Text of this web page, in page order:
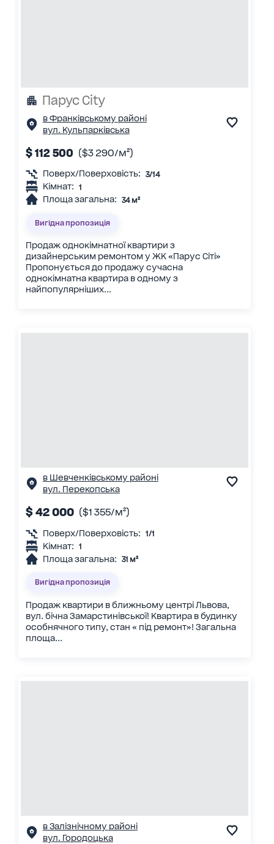
Парус City
в Франківському районі
вул. Кульпарківська
$ 112 500 ($3 290/м²)
Поверх/Поверховість: 3/14
Кімнат: 1
Площа загальна: 34 м²
Вигідна пропозиція
Продаж однокімнатної квартири з
дизайнерським ремонтом у ЖК «Парус Сіті»
Пропонується до продажу сучасна
однокімнатна квартира в одному з
найпопулярніших...
в Шевченківському районі
вул. Перекопська
$ 42 000 ($1 355/м²)
Поверх/Поверховість: 1/1
Кімнат: 1
Площа загальна: 31 м²
Вигідна пропозиція
Продаж квартири в ближньому центрі Львова,
вул. бічна Замарстинівської! Квартира в будинку
особнячного типу, стан « під ремонт»! Загальна
площа...
в Залізнічному районі
вул. Городоцька